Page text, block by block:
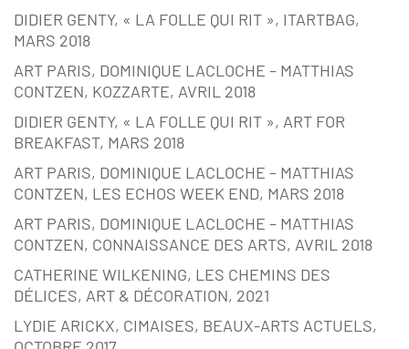
DIDIER GENTY, « LA FOLLE QUI RIT », ITARTBAG,
MARS 2018
ART PARIS, DOMINIQUE LACLOCHE – MATTHIAS
CONTZEN, KOZZARTE, AVRIL 2018
DIDIER GENTY, « LA FOLLE QUI RIT », ART FOR
BREAKFAST, MARS 2018
ART PARIS, DOMINIQUE LACLOCHE – MATTHIAS
CONTZEN, LES ECHOS WEEK END, MARS 2018
ART PARIS, DOMINIQUE LACLOCHE – MATTHIAS
CONTZEN, CONNAISSANCE DES ARTS, AVRIL 2018
CATHERINE WILKENING, LES CHEMINS DES
DÉLICES, ART & DÉCORATION, 2021
LYDIE ARICKX, CIMAISES, BEAUX-ARTS ACTUELS,